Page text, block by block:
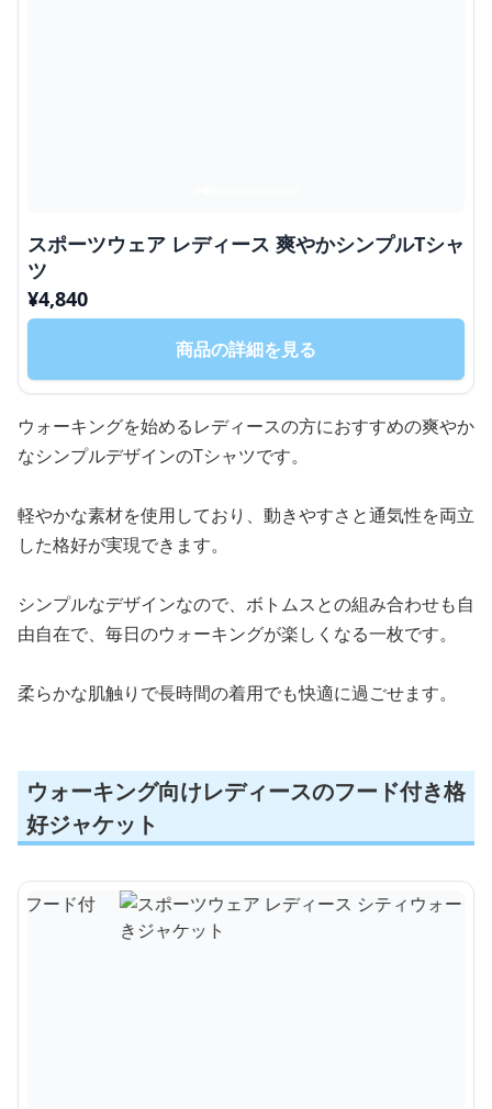
スポーツウェア レディース 爽やかシンプルTシャ
ツ
¥4,840
商品の詳細を見る
ウォーキングを始めるレディースの方におすすめの爽やか
なシンプルデザインのTシャツです。
軽やかな素材を使用しており、動きやすさと通気性を両立
した格好が実現できます。
シンプルなデザインなので、ボトムスとの組み合わせも自
由自在で、毎日のウォーキングが楽しくなる一枚です。
柔らかな肌触りで長時間の着用でも快適に過ごせます。
ウォーキング向けレディースのフード付き格
好ジャケット